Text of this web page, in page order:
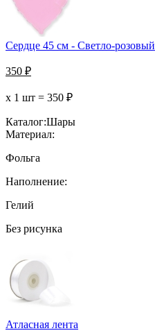
Сердце 45 см - Светло-розовый
350 ₽
х 1 шт = 350 ₽
Каталог:Шары
Материал:
Фольга
Наполнение:
Гелий
Без рисунка
Атласная лента